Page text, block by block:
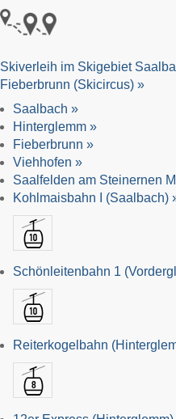
Skiverleih im Skigebiet
Fieberbrunn (Skicircus) »
Saalbach »
Hinterglemm »
Fieberbrunn »
Viehhofen »
Saalfelden am Steinernen
Kohlmaisbahn I (Saalbach)
Schönleitenbahn 1
Reiterkogelbahn